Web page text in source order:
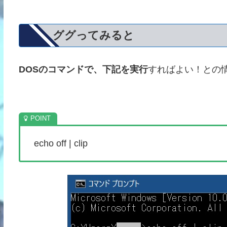
ググってみると
DOSのコマンドで、下記を実行すればよい！との
echo off | clip